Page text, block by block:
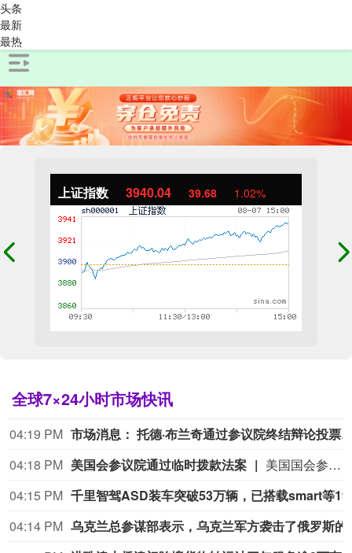
上证指数 3940.04 39.68 1.02%
全球7×24小时市场快讯
04:10 PM
04:02 PM 7月高频数据折射经济向新向好
记者8日从国家发展改革委国家信息中心了解到，7月份，多领域高频数据平稳向好，线下消费稳步增长，投资结构不断优化，市场资本主动布局新质生产力相关赛道，创新活力持续迸发。线下消费大数据显示，7月各类消费支付金额同比增长2.2%，增速比上月提高0.8个百分点。其中，家用电器与音像器材类支付金额同比增长8.5%，增速比上月提高10.9个百分点。反映中小商户经营状况的“收钱吧”实体商业活力指数升至81.9，较上月提高3.1%。（新华社）
04:00 PM 市场消息：美国参议院通过临时拨款法案。
市场消息：美国参议院通
03:59 PM 水利部部署台风“白海豚”暴雨洪水防御工作
记者8日从水利部获悉，水利部7日下午举行专题会商，分析研判今年第13号台风“白海豚”发展态势及影响，系统安排部署台风暴雨洪水防御工作。记者了解到，台风“白海豚”具有登陆强度大、携带水汽足、影响范围广、持续时间长等突出特点。受其影响，预报8月8日至16日，浙
头条
最新
最热